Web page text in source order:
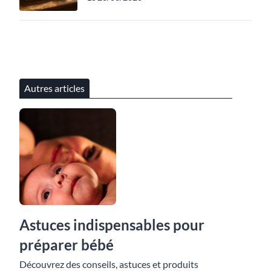
Autres articles
Astuces indispensables pour
préparer bébé
Découvrez des conseils, astuces et produits